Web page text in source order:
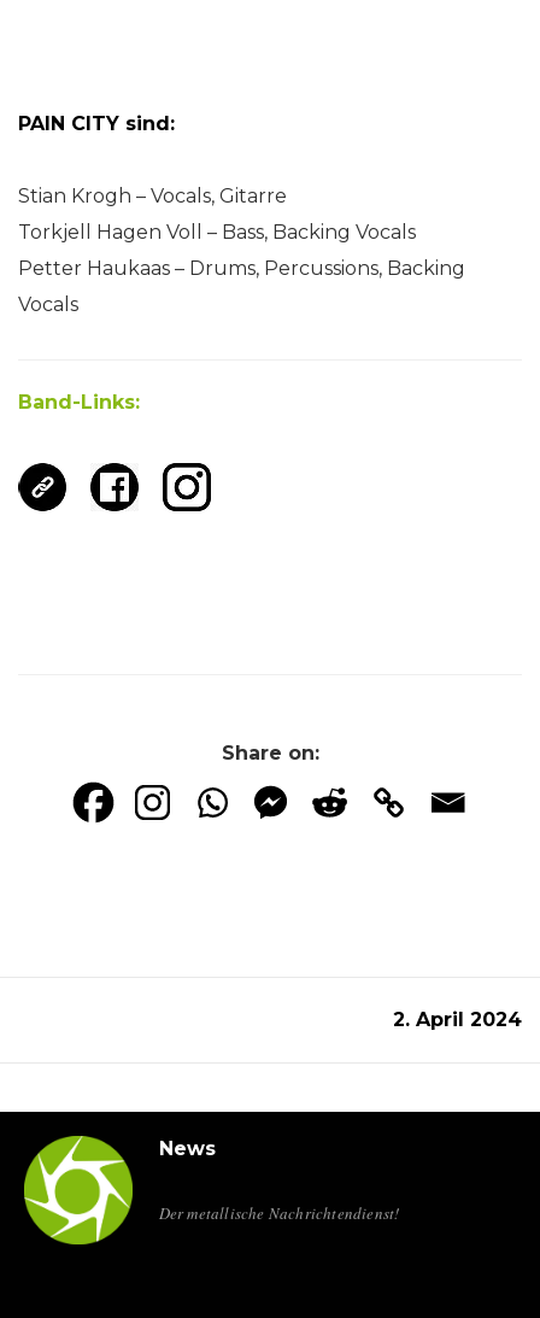
PAIN CITY sind:
Stian Krogh – Vocals, Gitarre
Torkjell Hagen Voll – Bass, Backing Vocals
Petter Haukaas – Drums, Percussions, Backing
Vocals
Band-Links:
Share on:
2. April 2024
News
Der metallische Nachrichtendienst!